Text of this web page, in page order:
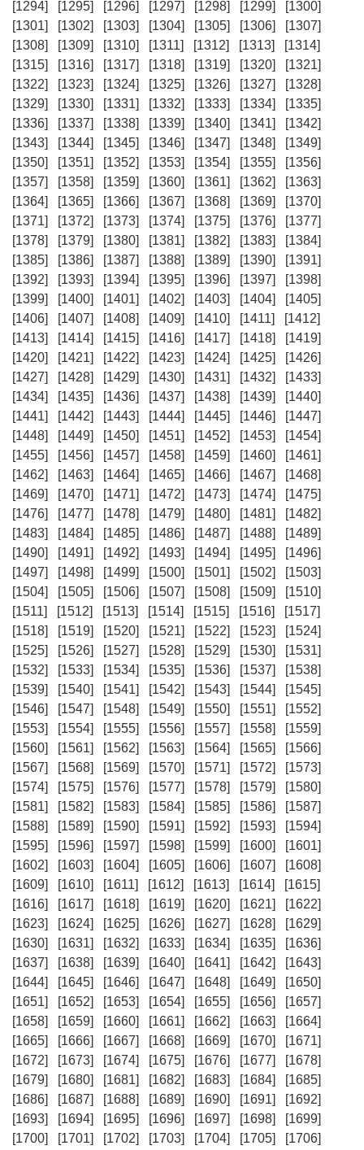
[1294]
[1295] [1296] [1297] [1298] [1299]
[1300]
[1301]
[1302] [1303] [1304] [1305] [1306]
[1307]
[1308]
[1309] [1310] [1311] [1312] [1313]
[1314]
[1315]
[1316] [1317] [1318] [1319] [1320]
[1321]
[1322]
[1323] [1324] [1325] [1326] [1327]
[1328]
[1329]
[1330] [1331] [1332] [1333] [1334]
[1335]
[1336]
[1337] [1338] [1339] [1340] [1341]
[1342]
[1343]
[1344] [1345] [1346] [1347] [1348]
[1349]
[1350]
[1351] [1352] [1353] [1354] [1355]
[1356]
[1357]
[1358] [1359] [1360] [1361] [1362]
[1363]
[1364]
[1365] [1366] [1367] [1368] [1369]
[1370]
[1371]
[1372] [1373] [1374] [1375] [1376]
[1377]
[1378]
[1379] [1380] [1381] [1382] [1383]
[1384]
[1385]
[1386] [1387] [1388] [1389] [1390]
[1391]
[1392]
[1393] [1394] [1395] [1396] [1397]
[1398]
[1399]
[1400] [1401] [1402] [1403] [1404]
[1405]
[1406]
[1407] [1408] [1409] [1410] [1411]
[1412]
[1413]
[1414] [1415] [1416] [1417] [1418]
[1419]
[1420]
[1421] [1422] [1423] [1424] [1425]
[1426]
[1427]
[1428] [1429] [1430] [1431] [1432]
[1433]
[1434]
[1435] [1436] [1437] [1438] [1439]
[1440]
[1441]
[1442] [1443] [1444] [1445] [1446]
[1447]
[1448]
[1449] [1450] [1451] [1452] [1453]
[1454]
[1455]
[1456] [1457] [1458] [1459] [1460]
[1461]
[1462]
[1463] [1464] [1465] [1466] [1467]
[1468]
[1469]
[1470] [1471] [1472] [1473] [1474]
[1475]
[1476]
[1477] [1478] [1479] [1480] [1481]
[1482]
[1483]
[1484] [1485] [1486] [1487] [1488]
[1489]
[1490]
[1491] [1492] [1493] [1494] [1495]
[1496]
[1497]
[1498] [1499] [1500] [1501] [1502]
[1503]
[1504]
[1505] [1506] [1507] [1508] [1509]
[1510]
[1511]
[1512] [1513] [1514] [1515] [1516]
[1517]
[1518]
[1519] [1520] [1521] [1522] [1523]
[1524]
[1525]
[1526] [1527] [1528] [1529] [1530]
[1531]
[1532]
[1533] [1534] [1535] [1536] [1537]
[1538]
[1539]
[1540] [1541] [1542] [1543] [1544]
[1545]
[1546]
[1547] [1548] [1549] [1550] [1551]
[1552]
[1553]
[1554] [1555] [1556] [1557] [1558]
[1559]
[1560]
[1561] [1562] [1563] [1564] [1565]
[1566]
[1567]
[1568] [1569] [1570] [1571] [1572]
[1573]
[1574]
[1575] [1576] [1577] [1578] [1579]
[1580]
[1581]
[1582] [1583] [1584] [1585] [1586]
[1587]
[1588]
[1589] [1590] [1591] [1592] [1593]
[1594]
[1595]
[1596] [1597] [1598] [1599] [1600]
[1601]
[1602]
[1603] [1604] [1605] [1606] [1607]
[1608]
[1609]
[1610] [1611] [1612] [1613] [1614]
[1615]
[1616]
[1617] [1618] [1619] [1620] [1621]
[1622]
[1623]
[1624] [1625] [1626] [1627] [1628]
[1629]
[1630]
[1631] [1632] [1633] [1634] [1635]
[1636]
[1637]
[1638] [1639] [1640] [1641] [1642]
[1643]
[1644]
[1645] [1646] [1647] [1648] [1649]
[1650]
[1651]
[1652] [1653] [1654] [1655] [1656]
[1657]
[1658]
[1659] [1660] [1661] [1662] [1663]
[1664]
[1665]
[1666] [1667] [1668] [1669] [1670]
[1671]
[1672]
[1673] [1674] [1675] [1676] [1677]
[1678]
[1679]
[1680] [1681] [1682] [1683] [1684]
[1685]
[1686]
[1687] [1688] [1689] [1690] [1691]
[1692]
[1693]
[1694] [1695] [1696] [1697] [1698]
[1699]
[1700]
[1701] [1702] [1703] [1704] [1705]
[1706]